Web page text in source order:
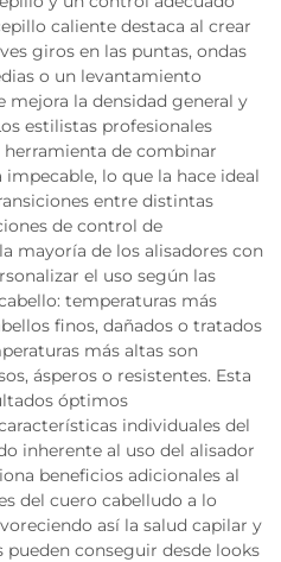
caliente destaca al crear
giros en las puntas, ondas
o un levantamiento
mejora la densidad general y
estilistas profesionales
herramienta de combinar
lo que la hace ideal
entre distintas
de control de
mayoría de los alisadores con
el uso según las
temperaturas más
finos, dañados o tratados
más altas son
ásperos o resistentes. Esta
óptimos
individuales del
inherente al uso del alisador
beneficios adicionales al
del cuero cabelludo a lo
así la salud capilar y
conseguir desde looks